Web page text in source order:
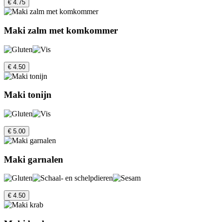
€ 4.75
Maki zalm met komkommer
€ 4.50
Maki tonijn
€ 5.00
Maki garnalen
€ 4.50